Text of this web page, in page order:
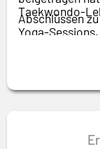
Abschlüssen
Taekwondo-
Yoga-Sessions.